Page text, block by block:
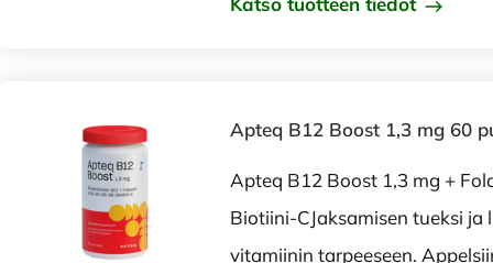
Apteq B12 Boost 1,3 mg 60
Apteq B12 Boost 1,3 mg +
Biotiini-CJaksamisen tueksi ja
vitamiinin tarpeeseen.